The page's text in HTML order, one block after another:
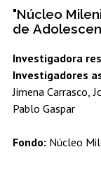
"Núcleo
de
Investigadora
Investigadores
Jimena Carrasco,
Pablo Gaspar
Fondo: Núcleo